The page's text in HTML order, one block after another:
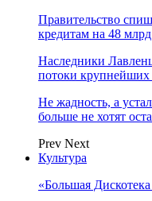
Правительство
кредитам на 48
Наследники
потоки
Не жадность, а
больше не хотят
Prev Next
Культура
«Большая